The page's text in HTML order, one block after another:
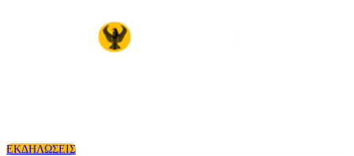
ΕΚΔΗΛΩΣΕΙΣ